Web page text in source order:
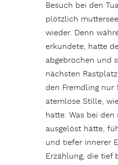
Besuch bei den
plötzlich
wieder. Denn
erkundete, hatte
abgebrochen und
nächsten
den Fremdling nur
atemlose Stille,
hatte. Was bei
ausgelöst hätte,
und tiefer innerer
Erzählung, die tief